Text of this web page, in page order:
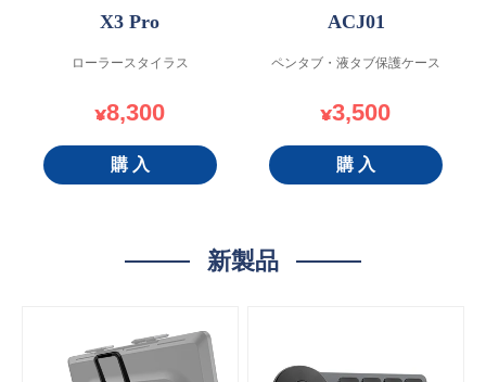
X3 Pro
ローラースタイラス
¥8,300
購 入
ACJ01
ペンタブ・液タブ保護ケース
¥3,500
購 入
新製品